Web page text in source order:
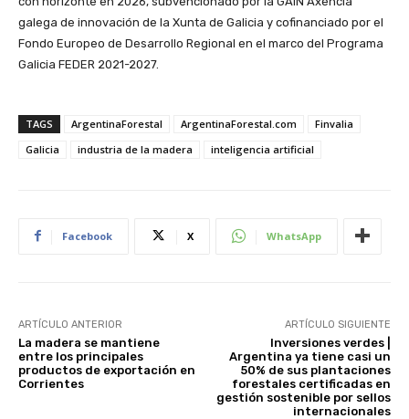
galega de innovación de la Xunta de Galicia y cofinanciado por el
Fondo Europeo de Desarrollo Regional en el marco del Programa
Galicia FEDER 2021-2027.
TAGS ArgentinaForestal ArgentinaForestal.com
Finvalia
Galicia
industria de la madera inteligencia artificial
Facebook X WhatsApp
ARTÍCULO ANTERIOR
La madera se mantiene
entre los principales
productos de exportación en
Corrientes
ARTÍCULO SIGUIENTE
Inversiones verdes |
Argentina ya tiene casi un
50% de sus plantaciones
forestales certificadas en
gestión sostenible por sellos
internacionales